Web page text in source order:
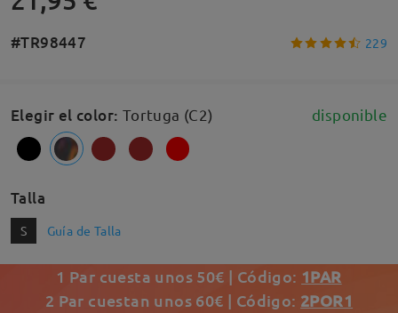
#TR98447 229
Elegir el color: Tortuga (C2) disponible
Talla
S Guía de Talla
1 Par cuesta unos 50€ | Código: 1PAR
2 Par cuestan unos 60€ | Código: 2POR1